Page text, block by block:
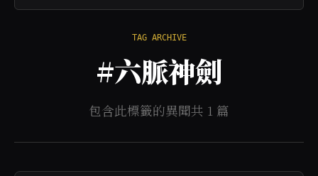
TAG ARCHIVE
#六脈神劍
包含此標籤的異聞共 1 篇